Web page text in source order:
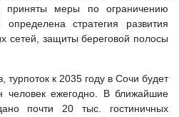
приняты меры по ограничению
определена стратегия развития
сетей, защиты береговой полосы
турпоток к 2035 году в Сочи будет
человек ежегодно. В ближайшие
почти 20 тыс. гостиничных